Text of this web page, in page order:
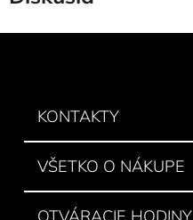
KONTAKTY
VŠETKO O NÁKUPE